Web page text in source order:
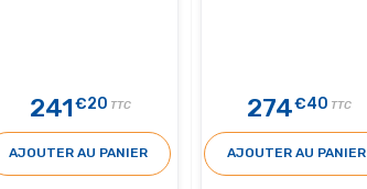
241€20 TTC
AJOUTER AU PANIER
274€40 TTC
AJOUTER AU PANIER